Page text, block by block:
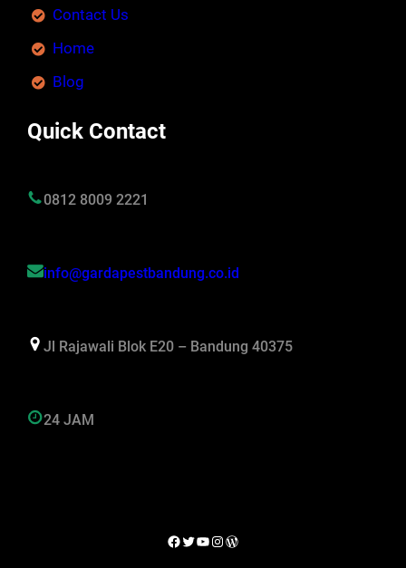
Contact Us
Home
Blog
Quick Contact
0812 8009 2221
info@gardapestbandung.co.id
Jl Rajawali Blok E20 – Bandung 40375
24 JAM
Facebook
Twitter
YouTube
Instagram
WordPress